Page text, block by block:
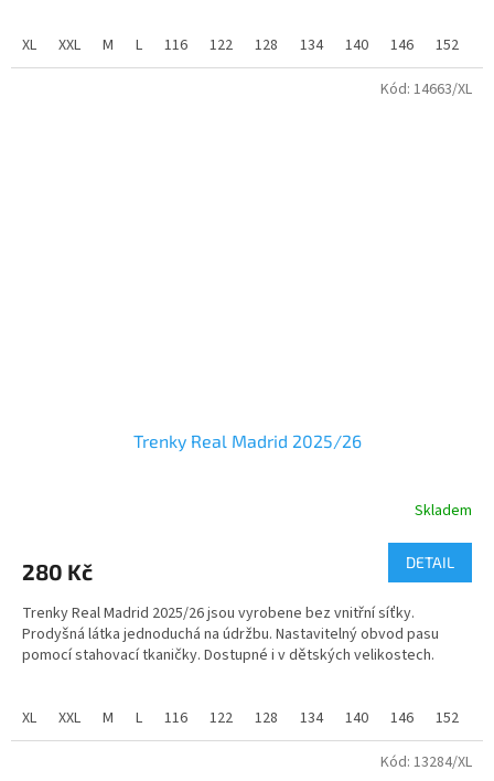
barvách.
XL XXL M L 116 122 128 134 140 146 152
Trenky Real Madrid 2025/26
je
z
5
hvězdiček.
Skladem
280 Kč DETAIL
Trenky Real Madrid 2025/26 jsou vyrobene bez vnitřní síťky.
Prodyšná látka jednoduchá na údržbu. Nastavitelný obvod pasu
pomocí stahovací tkaničky. Dostupné i v dětských velikostech.
Úplet:pique
XL XXL M L 116 122 128 134 140 146 152
Kód: 14663/XL
Kód: 13284/XL